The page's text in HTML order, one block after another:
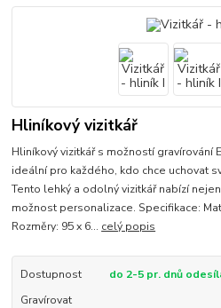
Hliníkový vizitkář
Hliníkový vizitkář s možností gravírování
ideální pro každého, kdo chce uchovat
Tento lehký a odolný vizitkář nabízí
možnost personalizace. Specifikace:
Rozměry: 95 x 6... celý popis
Dostupnost
do 2-5 pr. dnů
Gravírovat